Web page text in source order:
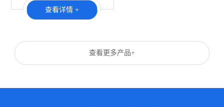
查看详情 +
查看更多产品+